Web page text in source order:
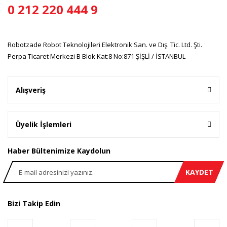
0 212 220 444 9
Robotzade Robot Teknolojileri Elektronik San. ve Dış. Tic. Ltd. Şti.
Perpa Ticaret Merkezi B Blok Kat:8 No:871 ŞİŞLİ / İSTANBUL
Alışveriş
Üyelik İşlemleri
Haber Bültenimize Kaydolun
KAYDET
Bizi Takip Edin